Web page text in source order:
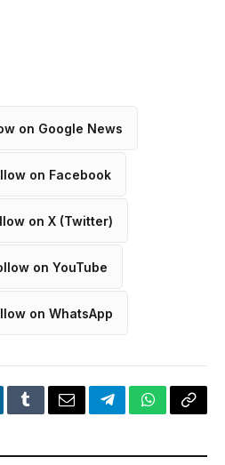
on Google News
on Facebook
on X (Twitter)
on YouTube
on WhatsApp
TumblrEmailTelegramWhatsApp
Copy